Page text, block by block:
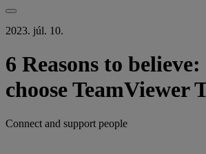
2023. júl. 10.
6 Reasons to
choose TeamViewer
Connect and support people